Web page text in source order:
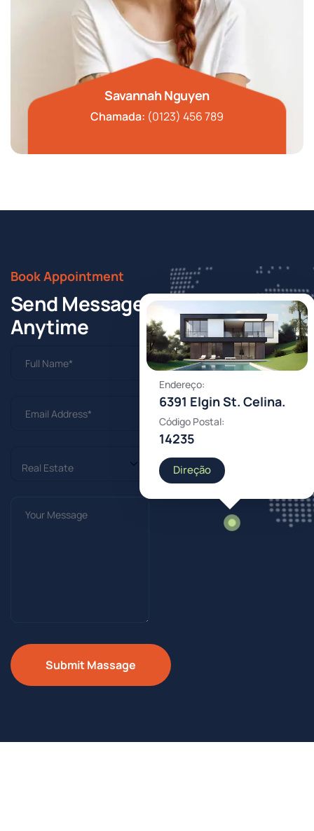
Savannah Nguyen
Chamada: (0123) 456 789
Book Appointment
Send Message
Anytime
Endereço:
6391 Elgin St. Celina.
Código Postal:
14235
Direção